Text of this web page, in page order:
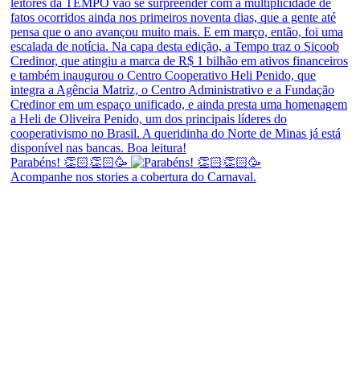
Parabéns! 👏🏻👏🏻🥳
Acompanhe nos stories a cobertura do Carnaval.